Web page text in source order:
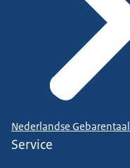
Nederlandse Gebarentaal
Service